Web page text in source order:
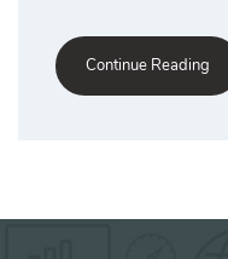
Continue Reading